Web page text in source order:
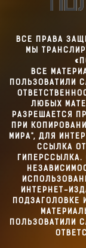
ВСЕ ПРАВА
МЫ
ВСЕ
ПОЛЬЗОВАТИЛИ
ЛЮБЫХ
РАЗРЕШАЕТСЯ
ПРИ
МИРА", ДЛЯ
ССЫЛКА
ИНТЕРНЕТ-
ПОДЗАГОЛОВКЕ
ПОЛЬЗОВАТИЛИ